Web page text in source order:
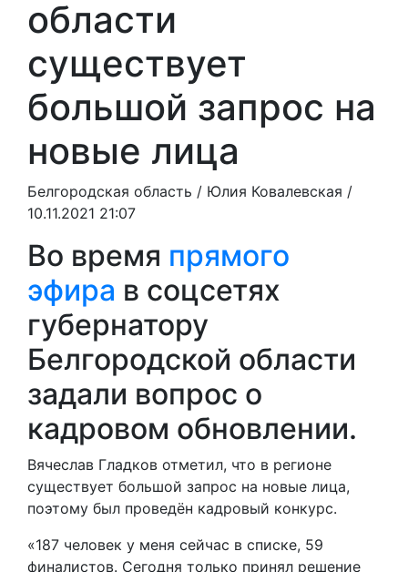
области
существует
большой запрос на
новые лица
Белгородская область / Юлия Ковалевская /
10.11.2021 21:07
Во время прямого
эфира в соцсетях
губернатору
Белгородской области
задали вопрос о
кадровом обновлении.
Вячеслав Гладков отметил, что в регионе
существует большой запрос на новые лица,
поэтому был проведён кадровый конкурс.
«187 человек у меня сейчас в списке, 59
финалистов. Сегодня только принял решение